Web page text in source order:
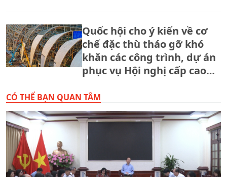
Quốc hội cho ý kiến về cơ
chế đặc thù tháo gỡ khó
khăn các công trình, dự án
phục vụ Hội nghị cấp cao
CÓ THỂ BẠN QUAN TÂM